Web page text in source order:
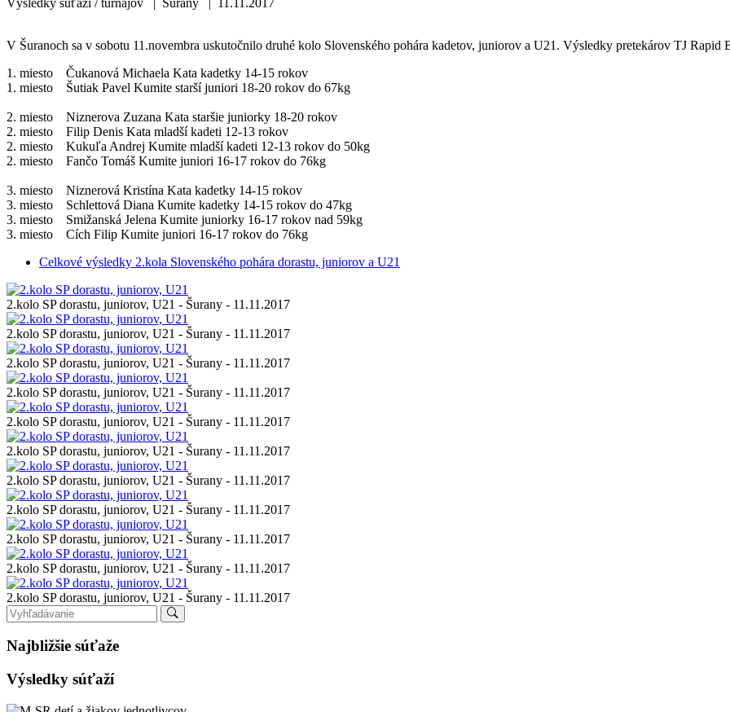
V Šuranoch sa v sobotu 11.novembra uskutočnilo druhé kolo Slovenského pohára kadetov, juniorov a U21. Výsledky pretekárov TJ Rapid
1. miesto Čukanová Michaela Kata kadetky 14-15 rokov
1. miesto Šutiak Pavel Kumite starší juniori 18-20 rokov do 67kg
2. miesto Niznerova Zuzana Kata staršie juniorky 18-20 rokov
2. miesto Filip Denis Kata mladší kadeti 12-13 rokov
2. miesto Kukuľa Andrej Kumite mladší kadeti 12-13 rokov do 50kg
2. miesto Fančo Tomáš Kumite juniori 16-17 rokov do 76kg
3. miesto Niznerová Kristína Kata kadetky 14-15 rokov
3. miesto Schlettová Diana Kumite kadetky 14-15 rokov do 47kg
3. miesto Smižanská Jelena Kumite juniorky 16-17 rokov nad 59kg
3. miesto Cích Filip Kumite juniori 16-17 rokov do 76kg
Celkové výsledky 2.kola Slovenského pohára dorastu, juniorov a U21
2.kolo SP dorastu, juniorov, U21 - Šurany - 11.11.2017
2.kolo SP dorastu, juniorov, U21 - Šurany - 11.11.2017
2.kolo SP dorastu, juniorov, U21 - Šurany - 11.11.2017
2.kolo SP dorastu, juniorov, U21 - Šurany - 11.11.2017
2.kolo SP dorastu, juniorov, U21 - Šurany - 11.11.2017
2.kolo SP dorastu, juniorov, U21 - Šurany - 11.11.2017
2.kolo SP dorastu, juniorov, U21 - Šurany - 11.11.2017
2.kolo SP dorastu, juniorov, U21 - Šurany - 11.11.2017
2.kolo SP dorastu, juniorov, U21 - Šurany - 11.11.2017
2.kolo SP dorastu, juniorov, U21 - Šurany - 11.11.2017
2.kolo SP dorastu, juniorov, U21 - Šurany - 11.11.2017
Najbližšie súťaže
Výsledky súťaží